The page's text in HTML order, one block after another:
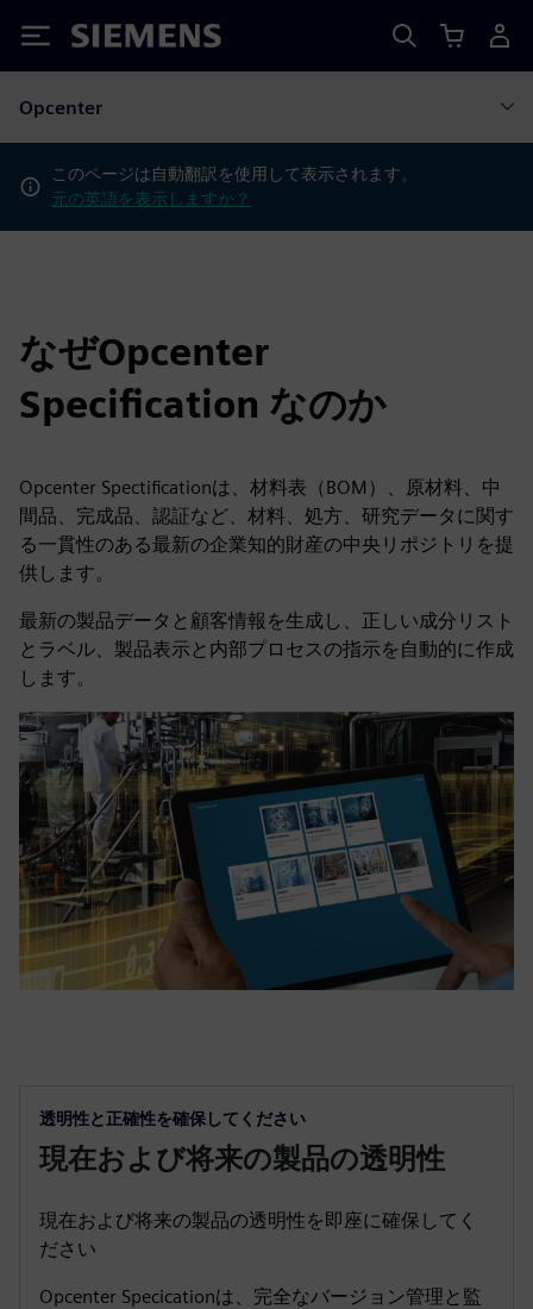
Siemens
Opcenter
このページは自動翻訳を使用して表示されます。
元の英語を表示しますか？
なぜOpcenter
Specification なのか
Opcenter Spectificationは、材料表（BOM）、原材料、中
間品、完成品、認証など、材料、処方、研究データに関す
る一貫性のある最新の企業知的財産の中央リポジトリを提
供します。
最新の製品データと顧客情報を生成し、正しい成分リスト
とラベル、製品表示と内部プロセスの指示を自動的に作成
します。
透明性と正確性を確保してください
現在および将来の製品の透明性
現在および将来の製品の透明性を即座に確保してく
ださい
Opcenter Specicationは、完全なバージョン管理と監